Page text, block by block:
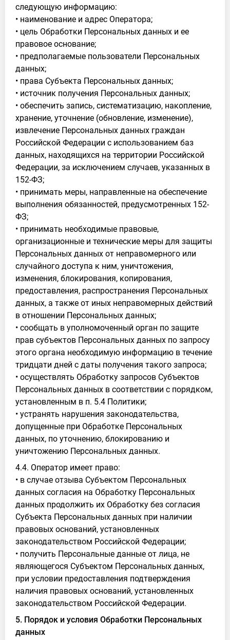
следующую информацию:
• наименование и адрес Оператора;
• цель Обработки Персональных данных и ее
правовое основание;
• предполагаемые пользователи Персональных
данных;
• права Субъекта Персональных данных;
• источник получения Персональных данных;
• обеспечить запись, систематизацию, накопление,
хранение, уточнение (обновление, изменение),
извлечение Персональных данных граждан
Российской Федерации с использованием баз
данных, находящихся на территории Российской
Федерации, за исключением случаев, указанных в
152-ФЗ;
• принимать меры, направленные на обеспечение
выполнения обязанностей, предусмотренных 152-
ФЗ;
• принимать необходимые правовые,
организационные и технические меры для защиты
Персональных данных от неправомерного или
случайного доступа к ним, уничтожения,
изменения, блокирования, копирования,
предоставления, распространения Персональных
данных, а также от иных неправомерных действий
в отношении Персональных данных;
• сообщать в уполномоченный орган по защите
прав субъектов Персональных данных по запросу
этого органа необходимую информацию в течение
тридцати дней с даты получения такого запроса;
• осуществлять Обработку запросов Субъектов
Персональных данных в соответствии с порядком,
установленным в п. 5.4 Политики;
• устранять нарушения законодательства,
допущенные при Обработке Персональных
данных, по уточнению, блокированию и
уничтожению Персональных данных.
4.4. Оператор имеет право:
• в случае отзыва Субъектом Персональных
данных согласия на Обработку Персональных
данных продолжить их Обработку без согласия
Субъекта Персональных данных при наличии
правовых оснований, установленных
законодательством Российской Федерации;
• получить Персональные данные от лица, не
являющегося Субъектом Персональных данных,
при условии предоставления подтверждения
наличия правовых оснований, установленных
законодательством Российской Федерации.
5. Порядок и условия Обработки Персональных
данных